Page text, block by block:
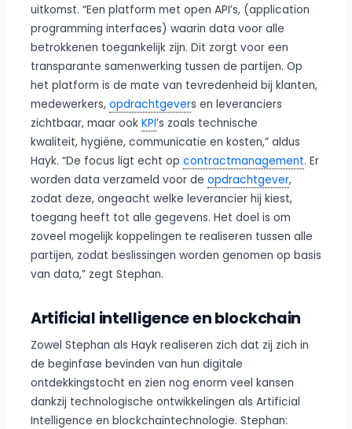
uitkomst. “Een platform met open API’s, (application
programming interfaces) waarin data voor alle
betrokkenen toegankelijk zijn. Dit zorgt voor een
transparante samenwerking tussen de partijen. Op
het platform is de mate van tevredenheid bij klanten,
medewerkers, opdrachtgevers en leveranciers
zichtbaar, maar ook KPI’s zoals technische
kwaliteit, hygiëne, communicatie en kosten,” aldus
Hayk. “De focus ligt echt op contractmanagement. Er
worden data verzameld voor de opdrachtgever,
zodat deze, ongeacht welke leverancier hij kiest,
toegang heeft tot alle gegevens. Het doel is om
zoveel mogelijk koppelingen te realiseren tussen alle
partijen, zodat beslissingen worden genomen op basis
van data,” zegt Stephan.
Artificial intelligence en blockchain
Zowel Stephan als Hayk realiseren zich dat zij zich in
de beginfase bevinden van hun digitale
ontdekkingstocht en zien nog enorm veel kansen
dankzij technologische ontwikkelingen als Artificial
Intelligence en blockchaintechnologie. Stephan: